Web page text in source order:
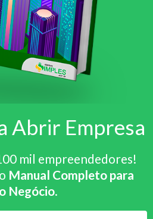
Abrir Empresa
mil empreendedores!
Manual Completo para
Negócio.